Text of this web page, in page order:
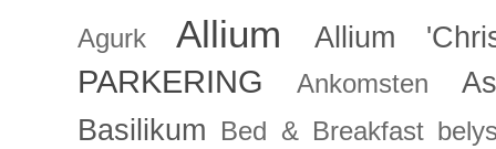
Agurk Allium Allium
PARKERING Ankomsten
Basilikum
Bed & Breakfast